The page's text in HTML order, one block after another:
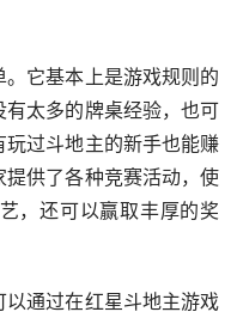
它基本上是游戏规则的
太多的牌桌经验，也可
过斗地主的新手也能赚
供了各种竞赛活动，使
，还可以赢取丰厚的奖
通过在红星斗地主游戏